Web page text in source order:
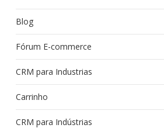
Blog
Fórum E-commerce
CRM para Industrias
Carrinho
CRM para Indústrias